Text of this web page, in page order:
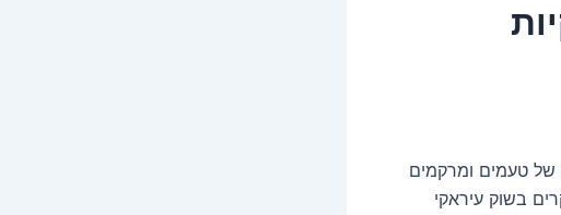
של טעמים ומרקמים
בשוק עיראקי